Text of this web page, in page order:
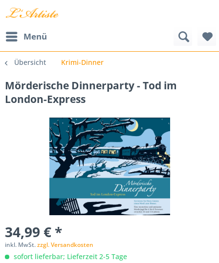
Menü
Übersicht Krimi-Dinner
Mörderische Dinnerparty - Tod im
London-Express
34,99 € *
inkl. MwSt.zzgl. Versandkosten
sofort lieferbar; Lieferzeit 2-5 Tage